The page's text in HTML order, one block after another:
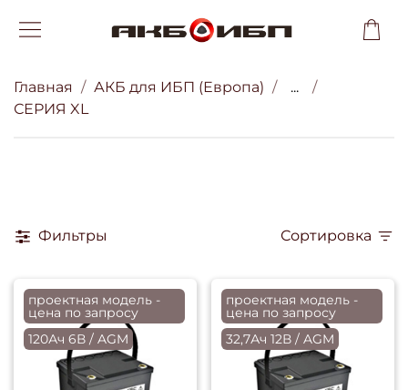
Главная АКБ для ИБП (Европа)
...
СЕРИЯ XL
Фильтры Сортировка
проектная модель -
цена по запросу
120Ач 6В / AGM
проектная модель -
цена по запросу
32,7Ач 12В / AGM